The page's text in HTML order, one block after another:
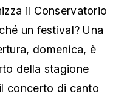
il Conservatorio
un festival? Una
domenica, è
della stagione
concerto di canto